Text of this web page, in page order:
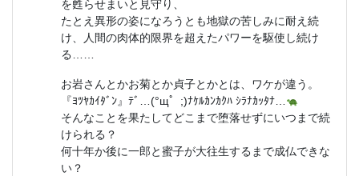
を甦らせまいと見守り、
たとえ異形の姿になろうとも地獄の苦しみに耐え続
け、人間の肉体的限界を超えたパワーを駆使し続け
る……
お岩さんとかお菊とか貞子とかとは、ワケが違う。
『ﾖﾂﾔｶｲﾀﾞﾝ』ﾃﾞ…(°щ゜;)ﾅｹﾙｶﾝｶｸﾊ ｼﾗﾅｶｯﾀﾅ…
そんなことを果たしてどこまで堕落せずにいつまで続
けられる？
何十年か後に一郎と蜜子が大往生するまで成仏できな
い？